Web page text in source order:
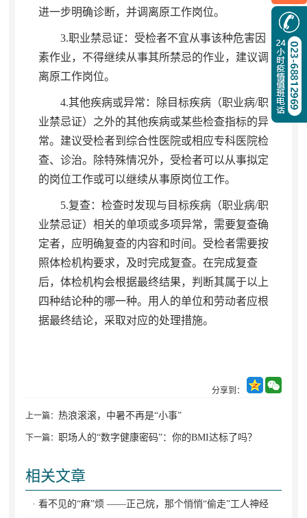
进一步明确诊断， 并调离原工作岗位。
3.职业禁忌证：受检者不宜从事该种危害因
素作业， 不得继续从事其所禁忌的作业，建议调
离原工作岗位。
4.其他疾病或异常：除目标疾病（职业病/职
业禁忌证）之外的其他疾病或某些检查指标的异
常。 建议受检者到综合性医院或相应专科医院检
查、诊治。除特殊情况外， 受检者可以从事拟定
的岗位工作或可以继续从事原岗位工作。
5.复查：检查时发现与目标疾病（职业病/职
业禁忌证）相关的单项或多项异常， 需要复查确
定者，应明确复查的内容和时间。 受检者需要按
照体检机构要求，及时完成复查。 在完成复查
后，体检机构会根据最终结果， 判断其属于以上
四种结论种的哪一种。用人的单位和劳动者应根
据最终结论， 采取对应的处理措施。
分享到：
上一篇： 热浪滚滚，中暑不再是“小事”
下一篇： 职场人的“数字健康密码”：你的BMI达标了吗？
相关文章
· 看不见的“麻”烦 ——正己烷，那个悄悄“偷走”工人神经